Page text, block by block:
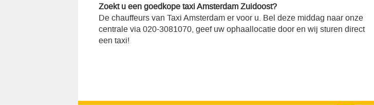
Zoekt u een goedkope taxi Amsterdam Zuidoost?
De chauffeurs van Taxi Amsterdam er voor u. Bel deze middag naar onze
centrale via 020-3081070, geef uw ophaallocatie door en wij sturen direct
een taxi!